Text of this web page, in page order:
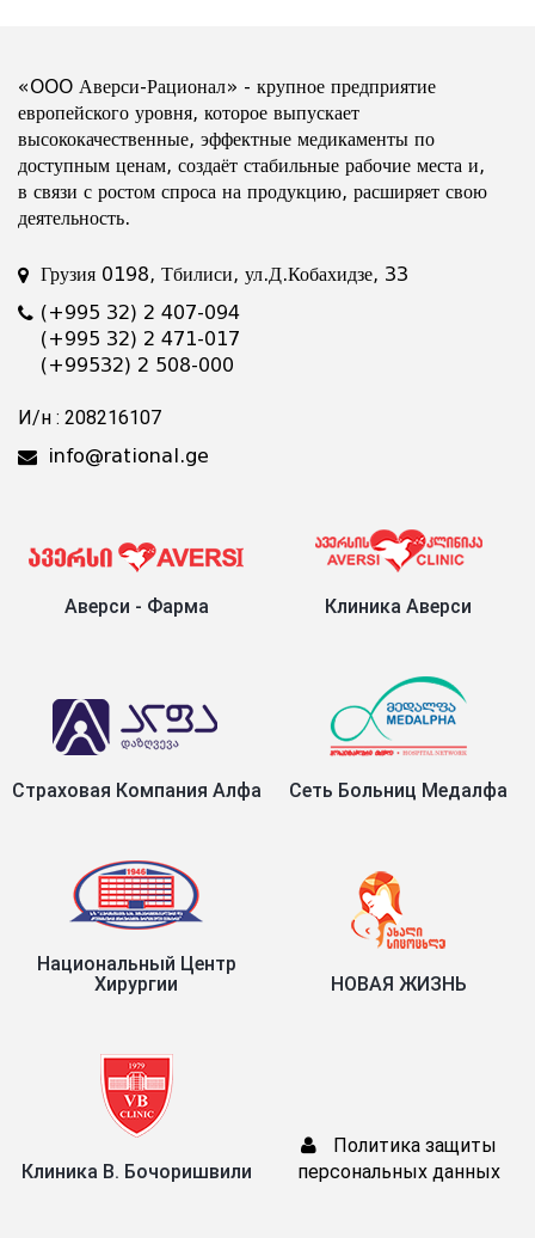
«OOO Аверси-Рационал» - крупное предприятие
европейского уровня, которое выпускает
высококачественные, эффектные медикаменты по
доступным ценам, создаёт стабильные рабочие места и,
в связи с ростом спроса на продукцию, расширяет свою
деятельность.
Грузия 0198, Тбилиси, ул.Д.Кобахидзе, 33
(+995 32) 2 407-094
(+995 32) 2 471-017
(+99532) 2 508-000
И/н : 208216107
info@rational.ge
Аверси - Фарма Клиника Аверси
Страховая Компания Алфа Сеть Больниц Медалфа
Национальный Центр
Хирургии
НОВАЯ ЖИЗНЬ
Клиника В. Бочоришвили
Политика защиты
персональных данных